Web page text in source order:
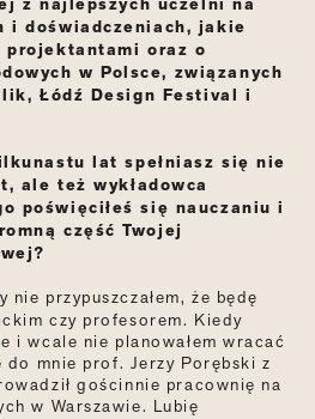
i doświadczeniach, jakie
projektantami oraz o
w Polsce, związanych
Łódź Design Festival i
lat spełniasz się nie
ale też wykładowca
poświęciłeś się nauczaniu i
część Twojej
nie przypuszczałem, że będę
czy profesorem. Kiedy
i wcale nie planowałem wracać
do mnie prof. Jerzy Porębski z
gościnnie pracownię na
w Warszawie. Lubię